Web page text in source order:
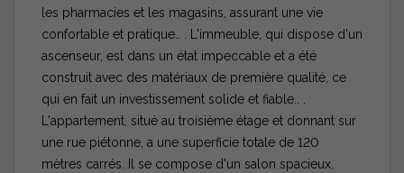
les pharmacies et les magasins, assurant une vie
confortable et pratique.. . L'immeuble, qui dispose d'un
ascenseur, est dans un état impeccable et a été
construit avec des matériaux de première qualité, ce
qui en fait un investissement solide et fiable.. .
L'appartement, situé au troisième étage et donnant sur
une rue piétonne, a une superficie totale de 120
mètres carrés. Il se compose d'un salon spacieux,